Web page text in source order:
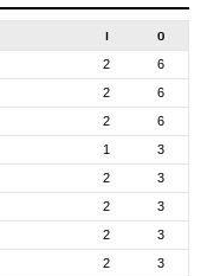
І О
2
6
2
6
2
6
1
3
2
3
2
3
2
3
2
3